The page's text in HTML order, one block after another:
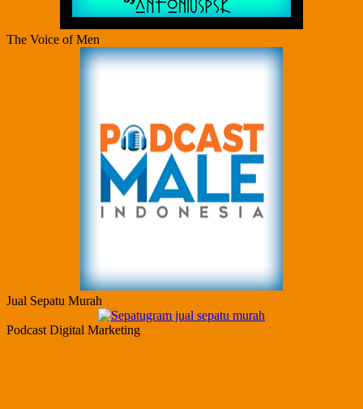
The Voice of Men
Jual Sepatu Murah
Podcast Digital Marketing